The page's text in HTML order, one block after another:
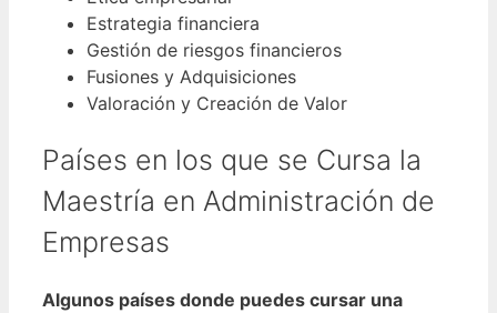
Estrategia financiera
Gestión de riesgos financieros
Fusiones y Adquisiciones
Valoración y Creación de Valor
Países en los que se Cursa la
Maestría en Administración de
Empresas
Algunos países donde puedes cursar una